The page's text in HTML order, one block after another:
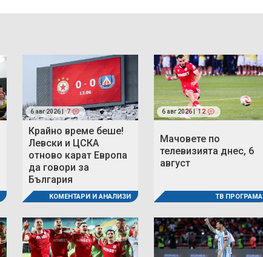
6 авг 2026 | 7
Крайно време беше!
Левски и ЦСКА
отново карат Европа
да говори за
България
КОМЕНТАРИ И АНАЛИЗИ
6 авг 2026 | 12
Мачовете по
телевизията днес, 6
август
ТВ ПРОГРАМА